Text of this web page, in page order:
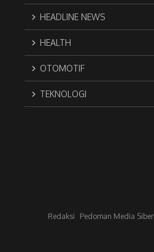
HEADLINE NEWS
HEALTH
OTOMOTIF
TEKNOLOGI
Redaksi Pedoman Media Siber